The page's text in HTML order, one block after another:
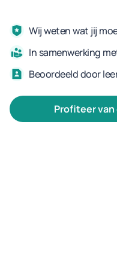
Wij weten wat jij
In samenwerking
Beoordeeld door
profiteer